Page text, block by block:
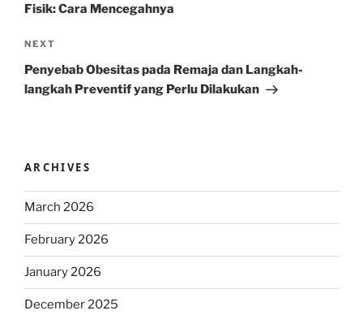
Fisik: Cara Mencegahnya
Next
Post
NEXT
Penyebab Obesitas pada Remaja dan Langkah-
langkah Preventif yang Perlu Dilakukan
ARCHIVES
March 2026
February 2026
January 2026
December 2025